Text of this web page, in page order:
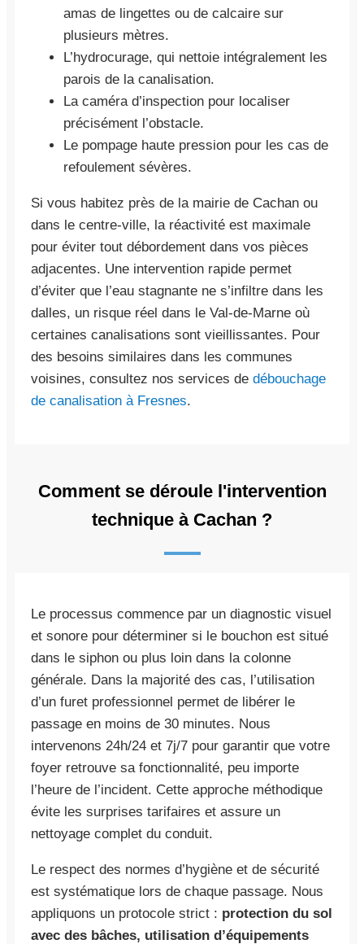
amas de lingettes ou de calcaire sur
plusieurs mètres.
L’hydrocurage, qui nettoie intégralement les
parois de la canalisation.
La caméra d’inspection pour localiser
précisément l’obstacle.
Le pompage haute pression pour les cas de
refoulement sévères.
Si vous habitez près de la mairie de Cachan ou
dans le centre-ville, la réactivité est maximale
pour éviter tout débordement dans vos pièces
adjacentes. Une intervention rapide permet
d’éviter que l’eau stagnante ne s’infiltre dans les
dalles, un risque réel dans le Val-de-Marne où
certaines canalisations sont vieillissantes. Pour
des besoins similaires dans les communes
voisines, consultez nos services de débouchage
de canalisation à Fresnes.
Comment se déroule l'intervention
technique à Cachan ?
Le processus commence par un diagnostic visuel
et sonore pour déterminer si le bouchon est situé
dans le siphon ou plus loin dans la colonne
générale. Dans la majorité des cas, l’utilisation
d’un furet professionnel permet de libérer le
passage en moins de 30 minutes. Nous
intervenons 24h/24 et 7j/7 pour garantir que votre
foyer retrouve sa fonctionnalité, peu importe
l’heure de l’incident. Cette approche méthodique
évite les surprises tarifaires et assure un
nettoyage complet du conduit.
Le respect des normes d’hygiène et de sécurité
est systématique lors de chaque passage. Nous
appliquons un protocole strict : protection du sol
avec des bâches, utilisation d’équipements